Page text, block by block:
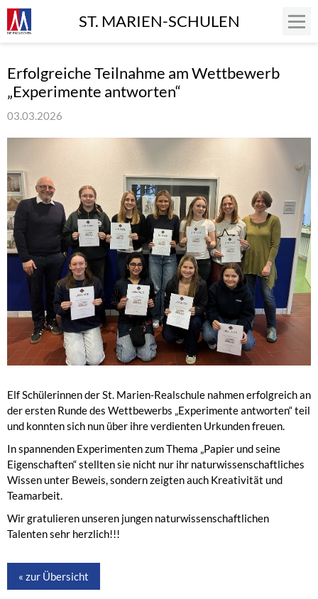
ST. MARIEN-SCHULEN
Erfolgreiche Teilnahme am Wettbewerb
„Experimente antworten“
03.03.2026
Elf Schülerinnen der St. Marien-Realschule nahmen erfolgreich an
der ersten Runde des Wettbewerbs „Experimente antworten“ teil
und konnten sich nun über ihre verdienten Urkunden freuen.
In spannenden Experimenten zum Thema „Papier und seine
Eigenschaften“ stellten sie nicht nur ihr naturwissenschaftliches
Wissen unter Beweis, sondern zeigten auch Kreativität und
Teamarbeit.
Wir gratulieren unseren jungen naturwissenschaftlichen
Talenten sehr herzlich!!!
« zur Übersicht